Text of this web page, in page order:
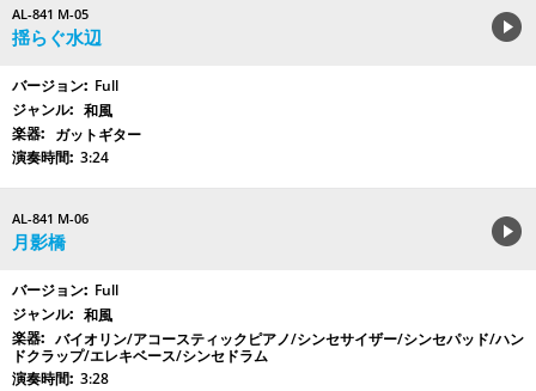
AL-841 M-05
揺らぐ水辺
Full
和風
ガットギター
3:24
AL-841 M-06
月影橋
Full
和風
バイオリン/アコースティックピアノ/シンセサイザー/シンセパッド/ハン
ドクラップ/エレキベース/シンセドラム
3:28